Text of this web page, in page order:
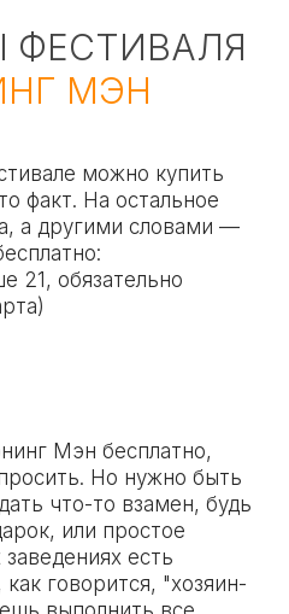
ФЕСТИВАЛЯ
МЭН
можно купить
факт. На остальное
а другими словами —
21, обязательно
Мэн бесплатно,
Но нужно быть
что-то взамен, будь
или простое
есть
говорится, "хозяин-